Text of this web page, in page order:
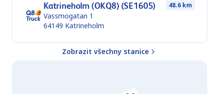
Katrineholm (OKQ8) (SE1605) 48.6 km
Vassmogatan 1
64149 Katrineholm
Zobrazit všechny stanice